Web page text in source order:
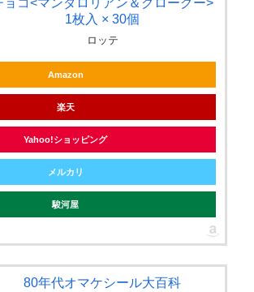
ョコ<マンダロリアン＆グローグー>
1枚入 × 30個
ロッテ
Amazon
楽天
Yahoo!ショッピング
メルカリ
駿河屋
80年代オマケシール大百科